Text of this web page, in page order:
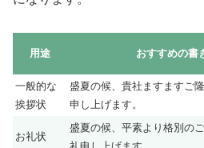
用途 おすすめの書
一般的な
挨拶状
盛夏の候、貴社ますますご
申し上げます。
お礼状
盛夏の候、平素より格別の